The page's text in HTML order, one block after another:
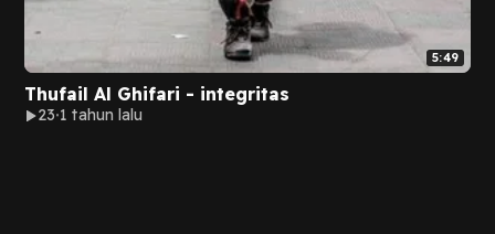
5:49
Thufail Al Ghifari - integritas
23 1 tahun lalu